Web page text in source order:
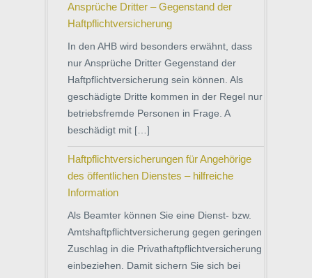
Ansprüche Dritter – Gegenstand der
Haftpflichtversicherung
In den AHB wird besonders erwähnt, dass
nur Ansprüche Dritter Gegenstand der
Haftpflichtversicherung sein können. Als
geschädigte Dritte kommen in der Regel nur
betriebsfremde Personen in Frage. A
beschädigt mit […]
Haftpflichtversicherungen für Angehörige
des öffentlichen Dienstes – hilfreiche
Information
Als Beamter können Sie eine Dienst- bzw.
Amtshaftpflichtversicherung gegen geringen
Zuschlag in die Privathaftpflichtversicherung
einbeziehen. Damit sichern Sie sich bei